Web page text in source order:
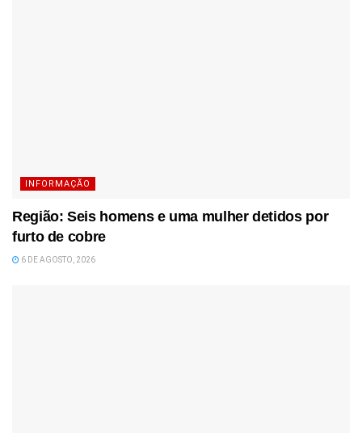
INFORMAÇÃO
Região: Seis homens e uma mulher detidos por
furto de cobre
6 DE AGOSTO, 2026